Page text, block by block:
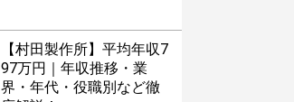
【村田製作所】平均年収7
97万円｜年収推移・業
界・年代・役職別など徹